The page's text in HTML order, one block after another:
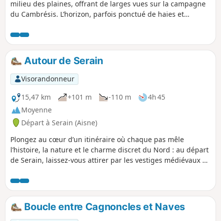
milieu des plaines, offrant de larges vues sur la campagne
du Cambrésis. L’horizon, parfois ponctué de haies et
respirer l’air pur. Peu à peu, les silhouettes de Cambrai se
dessinent, dévoilant son patrimoine riche, ses ruelles
vivantes et ses façades au caractère affirmé. La balade se
poursuit jusqu’à Proville, où la quiétude revient, entre
espaces verts et ambiance paisible. Un itinéraire qui marie
le calme des paysages ruraux et la découverte d’une ville au
passé fascinant — idéal pour varier les plaisirs au fil des
pas.
Autour de Serain
Visorandonneur
15,47 km
+101 m -110 m
4h 45
Moyenne
Départ à Serain (Aisne)
Plongez au cœur d’un itinéraire où chaque pas mêle
l’histoire, la nature et le charme discret du Nord : au départ
de Serain, laissez-vous attirer par les vestiges médiévaux de
Ponchaux. Le tracé se prolonge ensuite jusqu’à Vaux Le
Prêtre, offrant tour à tour sous-bois ombragés, pâturages
bucoliques et panoramas insoupçonnés sur la vallée de la
Serre. Balisé avec soin, ce parcours de retour vous ramène
Boucle entre Cagnoncles et Naves